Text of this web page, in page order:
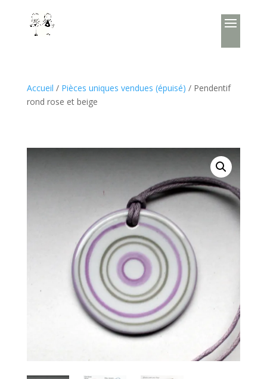
Accueil / Pièces uniques vendues (épuisé) / Pendentif
rond rose et beige